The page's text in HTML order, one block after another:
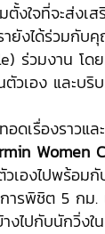
ตั้งใจที่จะส่งเ
ายังได้ร่วมกั
ร่วมงาน โด
ตัวเอง และบริ
อดเรื่องราวแ
Women
เองไปพร้อมกั
การพิชิต 5 กม
างไปกับนักวิ่ง